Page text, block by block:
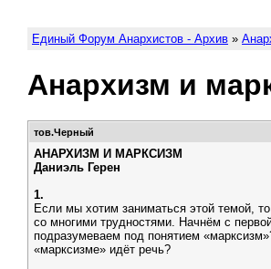
Единый Форум Анархистов - Архив »
Анархизм и
тов.Черный
АНАРХИЗМ И МАРКСИЗМ
Даниэль Герен
1.
Если мы хотим заниматься этой темой,
со многими трудностями. Начнём с
подразумеваем под понятием
«марксизме» идёт речь?